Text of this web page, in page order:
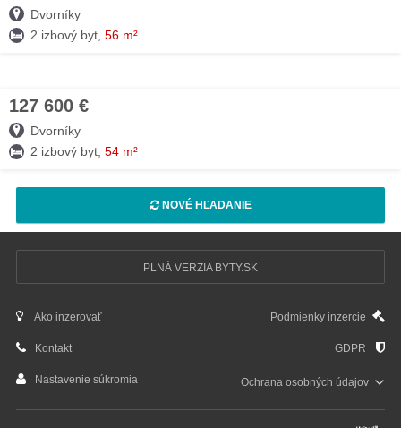
Dvorníky
2 izbový byt, 56 m²
127 600 €
Dvorníky
2 izbový byt, 54 m²
NOVÉ HĽADANIE
PLNÁ VERZIA BYTY.SK
Ako inzerovať Podmienky inzercie
Kontakt GDPR
Nastavenie súkromia Ochrana osobnýchúdajov